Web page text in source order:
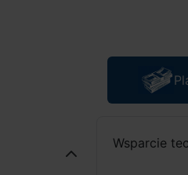
Wsparcie